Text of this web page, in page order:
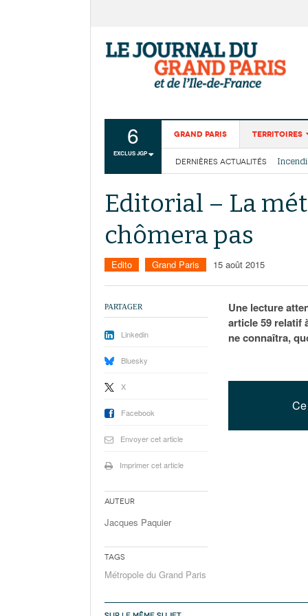
6
EXCLUS JGP
Grand Paris Territoires
Institutions
DERNIÈRES ACTUALITÉS
La
Les
Editorial – La
chômera pas
Edito Grand Paris 15 août 2015
Une lecture
article 59 relatif
ne connaîtra,
PARTAGER
Linkedin
Bluesky
X
Facebook
Envoyer cet article
Imprimer cet article
Auteur
Jacques Paquier
Tags
Métropole du Grand Paris